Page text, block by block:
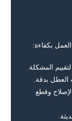
بكفاءة:
المشكلة.
العطل بدقة.
وقطع